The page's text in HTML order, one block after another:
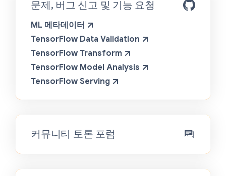
문제, 버그 신고 및 기능 요청
ML 메타데이터
TensorFlow Data Validation
TensorFlow Transform
TensorFlow Model Analysis
TensorFlow Serving
커뮤니티 토론 포럼